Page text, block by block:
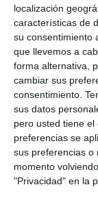
localización
características de
su consentimiento
que llevemos a
forma alternativa,
cambiar sus
consentimiento.
sus datos
pero usted tiene
preferencias se
sus preferencias o
momento
"Privacidad" en la